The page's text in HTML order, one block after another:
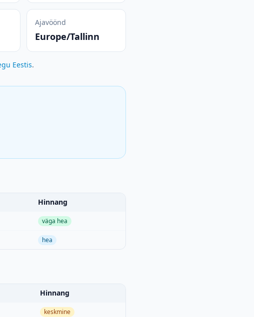
Ajavöönd
Europe/Tallinn
Eestis.
Hinnang
väga hea
hea
Hinnang
keskmine